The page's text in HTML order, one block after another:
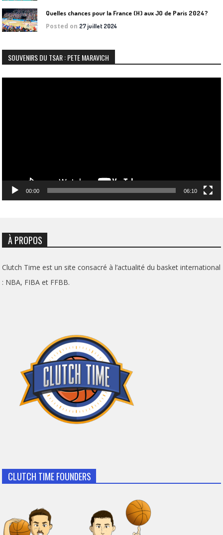
Quelles chances pour la France (H) aux JO de Paris 2024?
Posted on 27 juillet 2024
SOUVENIRS DU TSAR : PETE MARAVICH
00:00 06:10
À PROPOS
Clutch Time est un site consacré à l’actualité du basket international
: NBA, FIBA et FFBB.
CLUTCH TIME FOUNDERS